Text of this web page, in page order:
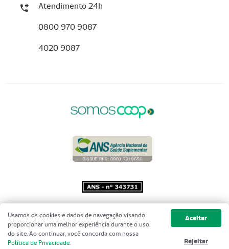
Atendimento 24h
0800 970 9087
4020 9087
Copyright 2001 - 2026 Unimed do
Brasil - Todos os direitos reservados
Usamos os cookies e dados de navegação visando
proporcionar uma melhor experiência durante o uso
do site. Ao continuar, você concorda com nossa
Política de Privacidade.
Aceitar
Rejeitar